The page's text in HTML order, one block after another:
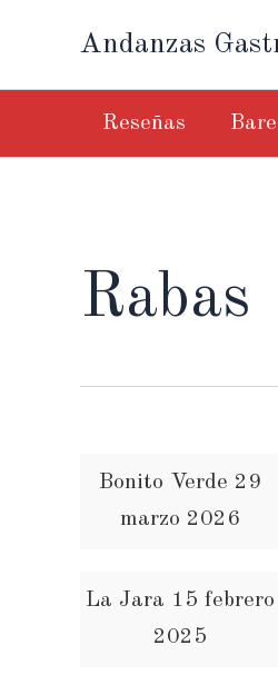
contenido
Andanzas
Reseñas
Rabas
Bonito Verde 29
marzo 2026
La Jara 15 febrero
2025